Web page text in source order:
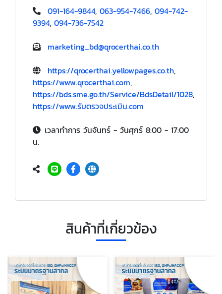
091-164-9844, 063-954-7466, 094-742-
9394, 094-736-7542
marketing_bd@qrocerthai.co.th
https://qrocerthai.yellowpages.co.th,
https://www.qrocerthai.com,
https://bds.sme.go.th/Service/BdsDetail/1028,
https://www.รับตรวจประเมิน.com
เวลาทำการ วันจันทร์ - วันศุกร์ 8:00 - 17:00
น.
สินค้าที่เกี่ยวข้อง